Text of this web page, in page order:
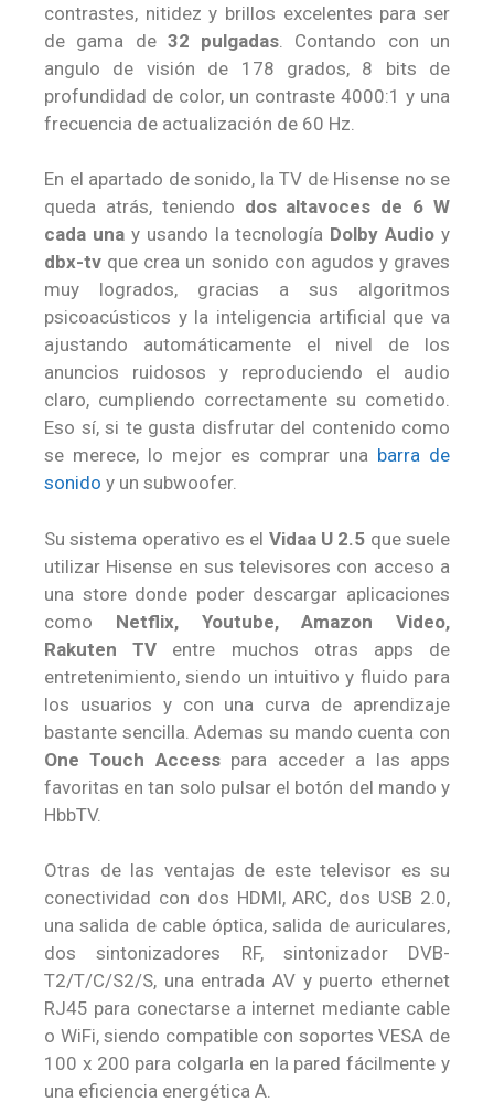
contrastes, nitidez y brillos excelentes para ser
de gama de32 pulgadas . Contando con un
angulo de visión de 178 grados, 8 bits de
profundidad de color, un contraste 4000:1 y una
frecuencia de actualización de 60 Hz.
En el apartado de sonido, la TV de Hisense no se
queda atrás, teniendo dos altavoces de 6 W
cada unay usando la tecnología Dolby Audio y
dbx-tv que crea un sonido con agudos y graves
muy logrados, gracias a sus algoritmos
psicoacústicos y la inteligencia artificial que va
ajustando automáticamente el nivel de los
anuncios ruidosos y reproduciendo el audio
claro, cumpliendo correctamente su cometido.
Eso sí, si te gusta disfrutar del contenido como
se merece, lo mejor es comprar una barra de
sonido y un subwoofer.
Su sistema operativo es el Vidaa U 2.5 que suele
utilizar Hisense en sus televisores con acceso a
una store donde poder descargar aplicaciones
como Netflix, Youtube, Amazon Video,
Rakuten TV entre muchos otras apps de
entretenimiento, siendo un intuitivo y fluido para
los usuarios y con una curva de aprendizaje
bastante sencilla. Ademas su mando cuenta con
One Touch Accesspara acceder a las apps
favoritas en tan solo pulsar el botón del mando y
HbbTV.
Otras de las ventajas de este televisor es su
conectividad con dos HDMI, ARC, dos USB 2.0,
una salida de cable óptica, salida de auriculares,
dos sintonizadores RF, sintonizador DVB-
T2/T/C/S2/S, una entrada AV y puerto ethernet
RJ45 para conectarse a internet mediante cable
o WiFi, siendo compatible con soportes VESA de
100 x 200 para colgarla en la pared fácilmente y
una eficiencia energética A.